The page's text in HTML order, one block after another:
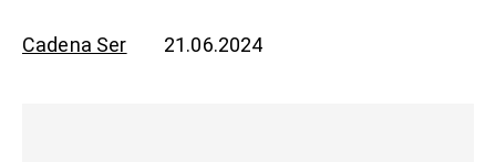
Cadena Ser 21.06.2024